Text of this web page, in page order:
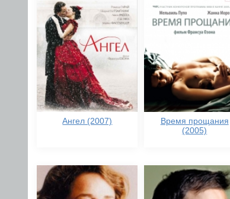
Ангел (2007)
Время прощания
(2005)